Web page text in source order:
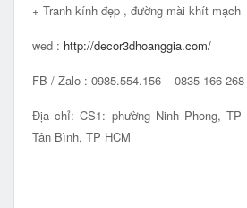
+ Tranh kính đẹp , đường mài khít mạch
wed : http://decor3dhoanggia.com/
FB / Zalo : 0985.554.156 – 0835 166 268
Địa chỉ: CS1: phường Ninh Phong,
Tân Bình, TP HCM